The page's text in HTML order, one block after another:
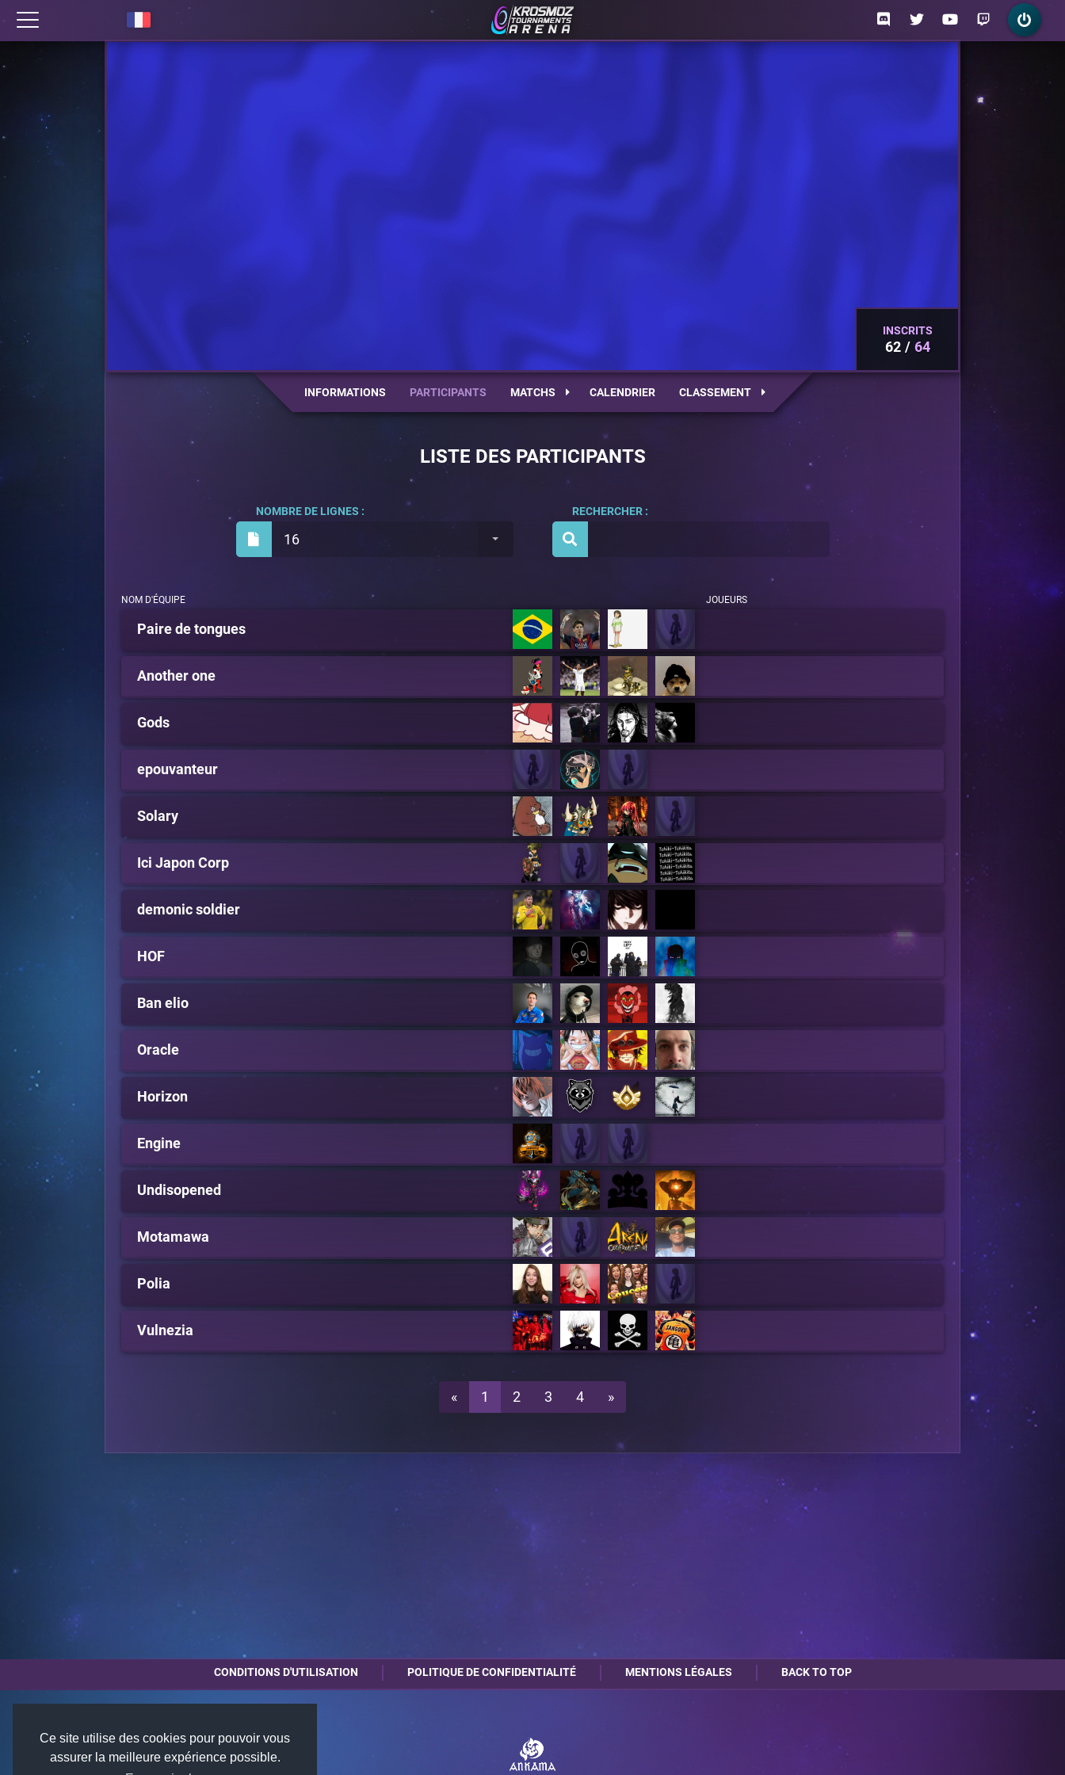
Ce site utilise des cookies pour pouvoir vous
assurer la meilleure expérience possible.
INSCRITS
62 64
INFORMATIONS PARTICIPANTS MATCHS CALENDRIER CLASSEMENT
LISTE DES PARTICIPANTS
16
NOMBRE DE LIGNES : RECHERCHER :
NOM D'ÉQUIPE JOUEURS
Paire de tongues
Another one
Gods
epouvanteur
Solary
Ici Japon Corp
demonic soldier
HOF
Ban elio
Oracle
Horizon
Engine
Undisopened
Motamawa
Polia
Vulnezia
« 1 2 3 4 »
CONDITIONS D'UTILISATION POLITIQUE DE CONFIDENTIALITÉ MENTIONS LÉGALES BACK TO TOP